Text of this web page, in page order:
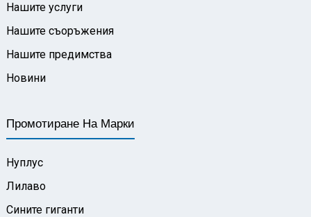
Нашите услуги
Нашите съоръжения
Нашите предимства
Новини
Промотиране На Марки
Нуплус
Лилаво
Сините гиганти